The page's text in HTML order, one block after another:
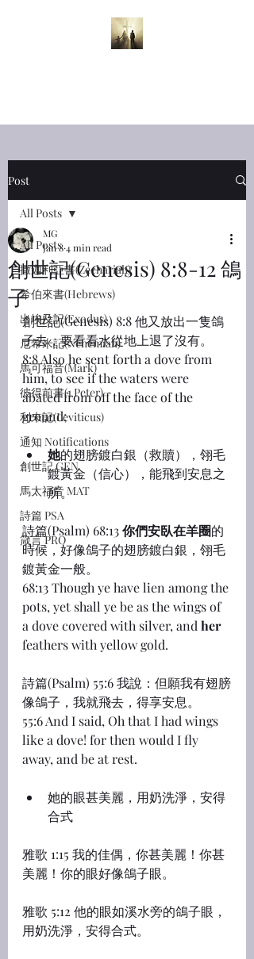
Post
All Posts
撒迦利亞書(Zechariah)
希伯來書(Hebrews)
出埃及記(Exodus)
尼希米記(Nehemiah)
馬可福音(Mark)
彼得前書(1 Peter)
利未記(Leviticus)
通知 Notifications
創世記 GEN
馬太福音 MAT
詩篇 PSA
箴言 PRO
All Posts
創世記(Genesis) 8:8-12 鴿
子
MG
Jan 84 min read
創世記(Genesis) 8:8 他又放出一隻鴿
子去，要看看水從地上退了沒有。
8:8 Also he sent forth a dove from
him, to see if the waters were
abated from off the face of the
ground;
她的翅膀鍍白銀（救贖），翎毛
鍍黃金（信心），能飛到安息之
所。
詩篇(Psalm) 68:13 你們安臥在羊圈的
時候，好像鴿子的翅膀鍍白銀，翎毛
鍍黃金一般。
68:13 Though ye have lien among the
pots, yet shall ye be as the wings of
a dove covered with silver, and her
feathers with yellow gold.
詩篇(Psalm) 55:6 我說：但願我有翅膀
像鴿子，我就飛去，得享安息。
55:6 And I said, Oh that I had wings
like a dove! for then would I fly
away, and be at rest.
她的眼甚美麗，用奶洗淨，安得
合式
雅歌 1:15 我的佳偶，你甚美麗！你甚
美麗！你的眼好像鴿子眼。
雅歌 5:12 他的眼如溪水旁的鴿子眼，
用奶洗淨，安得合式。